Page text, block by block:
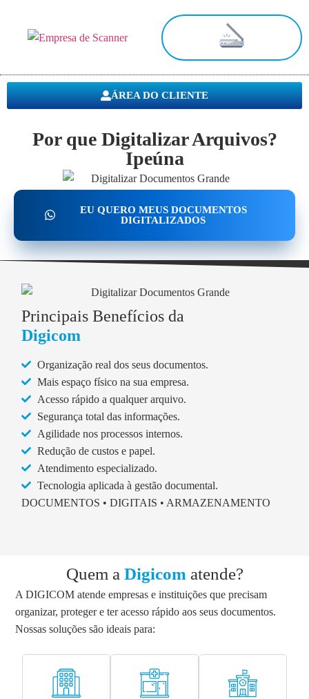
ÁREA DO CLIENTE
Por que Digitalizar Arquivos?
Ipeúna
EU QUERO MEUS DOCUMENTOS
DIGITALIZADOS
Principais Benefícios da
Digicom
Organização real dos seus documentos.
Mais espaço físico na sua empresa.
Acesso rápido a qualquer arquivo.
Segurança total das informações.
Agilidade nos processos internos.
Redução de custos e papel.
Atendimento especializado.
Tecnologia aplicada à gestão documental.
DOCUMENTOS • DIGITAIS • ARMAZENAMENTO
Quem a Digicom atende?
A DIGICOM atende empresas e instituições que precisam
organizar, proteger e ter acesso rápido aos seus documentos.
Nossas soluções são ideais para: